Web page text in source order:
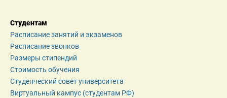
Студентам
Расписание занятий и экзаменов
Расписание звонков
Размеры стипендий
Стоимость обучения
Студенческий совет университета
Виртуальный кампус (студентам РФ)